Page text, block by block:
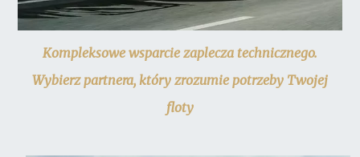
Kompleksowe wsparcie zaplecza technicznego.
Wybierz partnera, który zrozumie potrzeby Twojej
floty